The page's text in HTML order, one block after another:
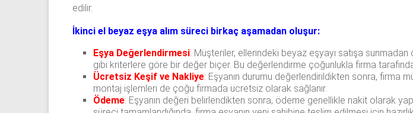
edilir.
İkinci el beyaz eşya alım süreci birkaç aşamadan oluşur:
Eşya Değerlendirmesi: Müşteriler, ellerindeki beyaz eşyayı satışa
gibi kriterlere göre bir değer biçer. Bu değerlendirme çoğunlukla firma
Ücretsiz Keşif ve Nakliye: Eşyanın durumu değerlendirildikten sonra, firma
montaj işlemleri de çoğu firmada ücretsiz olarak sağlanır.
Ödeme: Eşyanın değeri belirlendikten sonra, ödeme genellikle nakit olarak